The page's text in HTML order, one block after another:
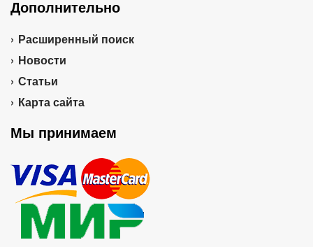
Дополнительно
Расширенный поиск
Новости
Статьи
Карта сайта
Мы принимаем